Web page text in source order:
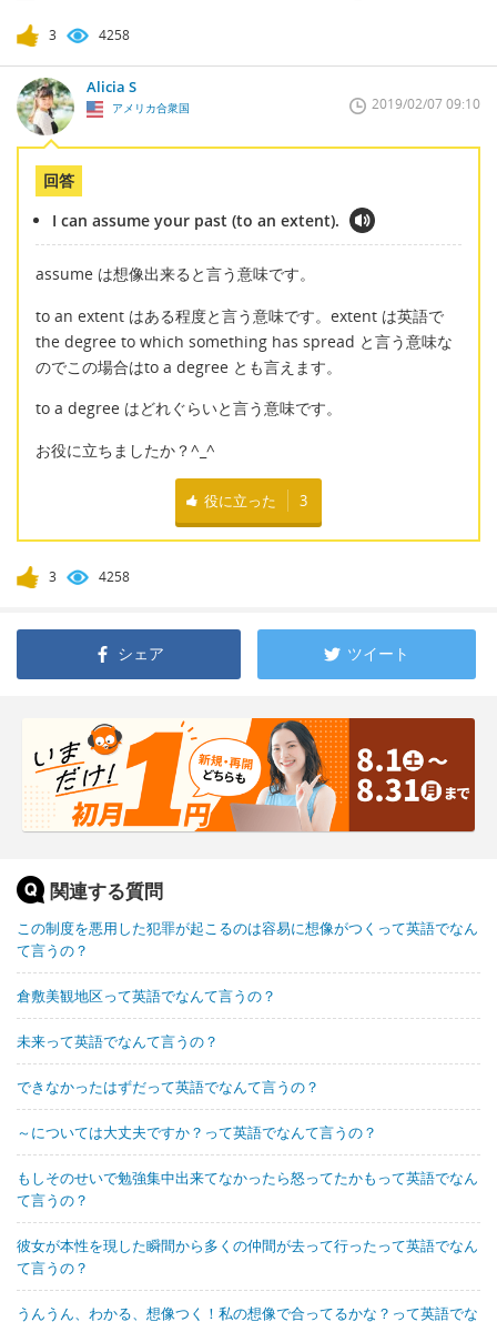
3 4258
Alicia S
アメリカ合衆国 2019/02/07 09:10
回答
I can assume your past (to an extent).
assume は想像出来ると言う意味です。
to an extent はある程度と言う意味です。extent は英語で
the degree to which something has spread と言う意味な
のでこの場合はto a degree とも言えます。
to a degree はどれぐらいと言う意味です。
お役に立ちましたか？^_^
役に立った 3
3 4258
シェア ツイート
関連する質問
この制度を悪用した犯罪が起こるのは容易に想像がつくって英語でなん
て言うの？
倉敷美観地区って英語でなんて言うの？
未来って英語でなんて言うの？
できなかったはずだって英語でなんて言うの？
～については大丈夫ですか？って英語でなんて言うの？
もしそのせいで勉強集中出来てなかったら怒ってたかもって英語でなん
て言うの？
彼女が本性を現した瞬間から多くの仲間が去って行ったって英語でなん
て言うの？
うんうん、わかる、想像つく！私の想像で合ってるかな？って英語でな